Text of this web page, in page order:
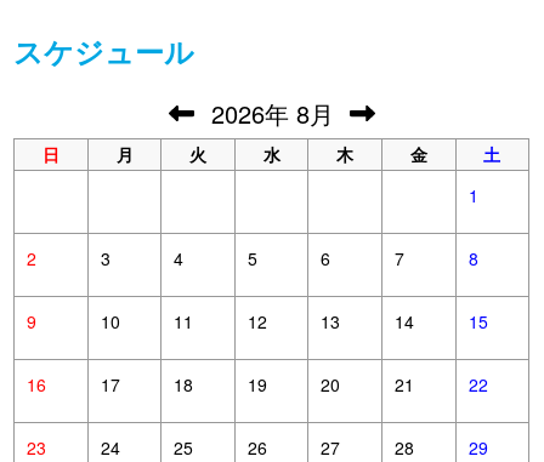
スケジュール
2026年 8月
日 月 火 水 木 金
土
1
2 3 4 5 6 7 8
9 10 11 12 13 14 15
16 17 18 19 20 21 22
23 24 25 26 27 28 29